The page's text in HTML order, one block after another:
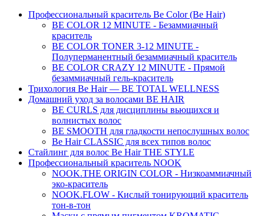
Профессиональный краситель Be Color (Be Hair)
BE COLOR 12 MINUTE - Безаммиачный
краситель
BE COLOR TONER 3-12 MINUTE -
Полуперманентный безаммиачный краситель
BE COLOR CRAZY 12 MINUTE - Прямой
безаммиачный гель-краситель
Трихология Be Hair — BE TOTAL WELLNESS
Домашний уход за волосами BE HAIR
BE CURLS для дисциплины вьющихся и
волнистых волос
BE SMOOTH для гладкости непослушных волос
Be Hair CLASSIC для всех типов волос
Стайлинг для волос Be Hair THE STYLE
Профессиональный краситель NOOK
NOOK.THE ORIGIN COLOR - Низкоаммиачный
эко-краситель
NOOK.FLOW - Кислый тонирующий краситель
тон-в-тон